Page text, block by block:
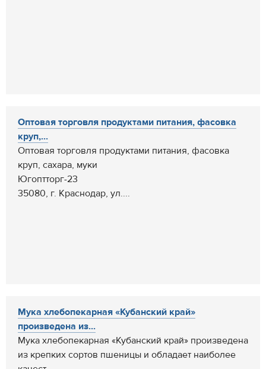
Оптовая торговля продуктами питания, фасовка
круп,...
Оптовая торговля продуктами питания, фасовка
круп, сахара, муки
Югоптторг-23
35080, г. Краснодар, ул....
Мука хлебопекарная «Кубанский край»
произведена из...
Мука хлебопекарная «Кубанский край» произведена
из крепких сортов пшеницы и обладает наиболее